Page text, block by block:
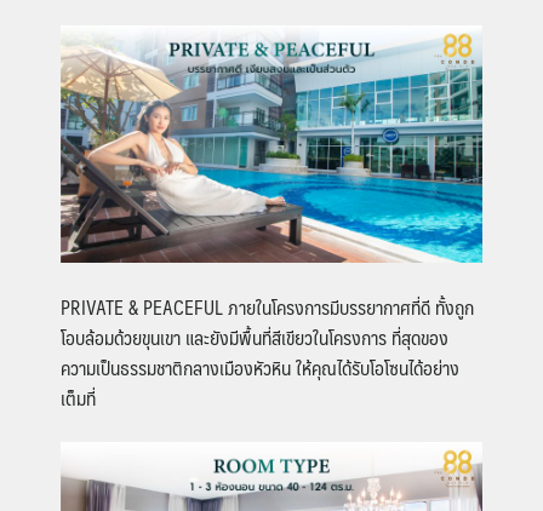
PRIVATE & PEACEFULภายในโครงการมีบรรยากาศที่ดี ทั้งถูก
โอบล้อมด้วยขุนเขา และยังมีพื้นที่สีเขียวในโครงการ ที่สุดของ
ความเป็นธรรมชาติกลางเมืองหัวหิน ให้คุณได้รับโอโซนได้อย่าง
เต็มที่